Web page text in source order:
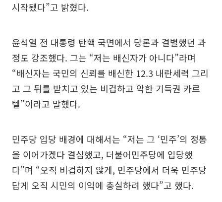
시작됐다”고 밝혔다.
윤석열 전 대통령 탄핵 국면에서 당론과 결별했던 과
정도 강조했다. 그는 “저는 배신자가 아니다”라며
“배신자는 국민의 신뢰를 배신한 12.3 내란세력 그리
고 그 뒤를 받치고 있는 비겁하고 악한 기득권 카르
텔”이라고 말했다.
민주당 입당 배경에 대해서는 “저는 그 ‘민주’의 정통
을 이어가겠다 결심했고, 더불어민주당에 입당했
다”며 “오직 비겁하지 않게, 민주당에서 더욱 민주당
답게 오직 시민의 이익에 충실하려 했다”고 했다.